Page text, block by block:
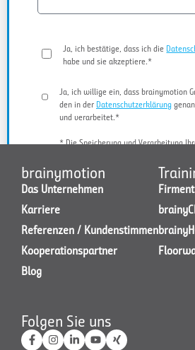
Ja, ich bestätige, dass ich die
habe und sie akzeptiere.*
Ja, ich willige ein, dass brainymotion
den in der Datenschutzerklärung
und verarbeitet.*
* Die Speicherung und Verarbeitung
JETZT KONTAKT AUFNEHMEN
brainymotion
Das Unternehmen
Karriere
Referenzen / Kundenstimmen
Kooperationspartner
Blog
Folgen Sie uns